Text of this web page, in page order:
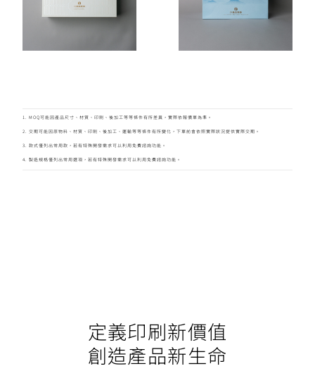
1. MOQ可能因產品尺寸、材質、印刷、後加工等等條件有所差異，實際依報價單為準。
2. 交期可能因原物料、材質、印刷、後加工、運輸等等條件有所變化，下單前會依照實際狀況提供實際交期。
3. 款式僅列出常用款，若有特殊開發需求可以利用免費諮詢功能。
4. 製造規格僅列出常用選項，若有特殊開發需求可以利用免費諮詢功能。
定義印刷新價值
創造產品新生命